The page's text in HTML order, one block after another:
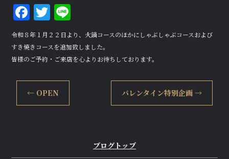
F
a
c
e
b
o
o
T
w
it
te
r
n
e
令和８年１月２２日より、火鍋コースのほかにしゃぶしゃぶコースおよび
すき焼きコースを追加致しました。
皆様のご予約・ご来店を心よりお待ちしております。
← OPEN バレンタイン特別企画 →
ブログトップ